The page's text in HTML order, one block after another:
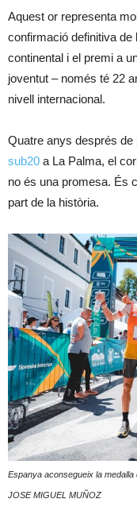
Aquest or representa
confirmació definitiva de
continental i el premi a
joventut – només té 22
nivell internacional.
Quatre anys després de
sub20 a La Palma, el
no és una promesa. És
part de la història.
Espanya aconsegueix la
JOSE MIGUEL MUÑOZ